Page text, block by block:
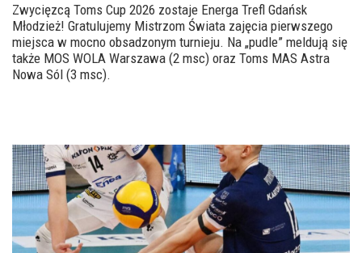
Zwycięzcą Toms Cup 2026 zostaje Energa Trefl Gdańsk
Młodzież! Gratulujemy Mistrzom Świata zajęcia pierwszego
miejsca w mocno obsadzonym turnieju. Na „pudle” meldują się
także MOS WOLA Warszawa (2 msc) oraz Toms MAS Astra
Nowa Sól (3 msc).